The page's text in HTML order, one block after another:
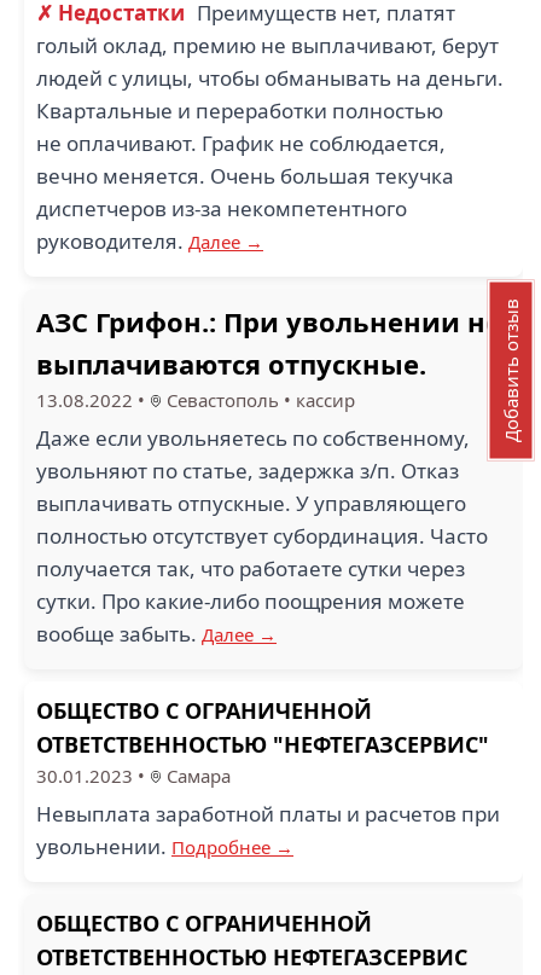
✗ Недостатки Преимуществ нет, платят
голый оклад, премию не выплачивают, берут
людей с улицы, чтобы обманывать на деньги.
Квартальные и переработки полностью
не оплачивают. График не соблюдается,
вечно меняется. Очень большая текучка
диспетчеров из-за некомпетентного
руководителя. Далее →
АЗС Грифон.: При увольнении не
выплачиваются отпускные.
13.08.2022 • Севастополь • кассир
Даже если увольняетесь по собственному,
увольняют по статье, задержка з/п. Отказ
выплачивать отпускные. У управляющего
полностью отсутствует субординация. Часто
получается так, что работаете сутки через
сутки. Про какие-либо поощрения можете
вообще забыть. Далее →
ОБЩЕСТВО С ОГРАНИЧЕННОЙ
ОТВЕТСТВЕННОСТЬЮ "НЕФТЕГАЗСЕРВИС"
30.01.2023 • Самара
Невыплата заработной платы и расчетов при
увольнении. Подробнее →
ОБЩЕСТВО С ОГРАНИЧЕННОЙ
ОТВЕТСТВЕННОСТЬЮ НЕФТЕГАЗСЕРВИС
Добавить отзыв